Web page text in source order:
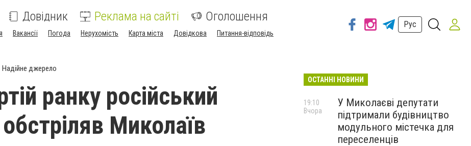
Довідник Реклама на сайті Оголошення
Вакансії Погода Нерухомість Карта міста Довідкова Питання-відповідь
Рус
Надійне джерело
ранку російський
Миколаїв
ОСТАННІ НОВИНИ
У Миколаєві депутати
підтримали будівництво
модульного містечка для
переселенців
19:10
Вчора